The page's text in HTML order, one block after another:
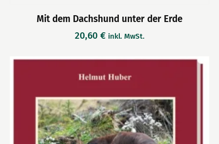
Mit dem Dachshund unter der Erde
20,60 € inkl. MwSt.